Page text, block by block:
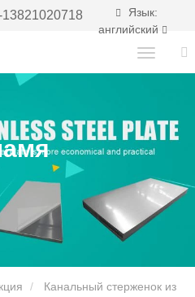
13821020718
Язык:
английский
Канальный стерженок из